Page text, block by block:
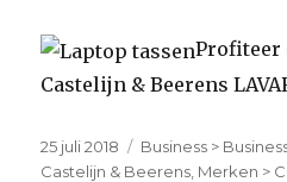
Profiteer
Castelijn & Beerens
Geplaatst
op
25 juli 2018 Categorieën
Business >
Castelijn & Beerens Merken >